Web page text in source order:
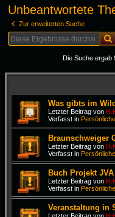
Unbeantwortete
Zur erweiterten Suche
Die Suche ergab
Was gibts im
Letzter Beitrag von
Verfasst in
Braunschweiger
Letzter Beitrag von
Verfasst in
Buch Projekt
Letzter Beitrag von
Verfasst in
Veranstaltung in